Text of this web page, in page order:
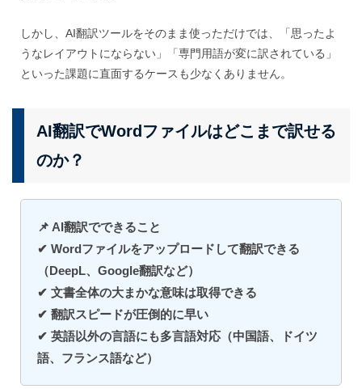
しかし、AI翻訳ツールをそのまま使っただけでは、「思ったよ
うなレイアウトにならない」「専門用語が変に訳されている」
といった課題に直面するケースも少なくありません。
AI翻訳でWordファイルはどこまで訳せる
のか？
📌 AI翻訳でできること
✔ Wordファイルをアップロードして翻訳できる
（DeepL、Google翻訳など）
✔ 文書全体の大まかな意味は取得できる
✔ 翻訳スピードが圧倒的に早い
✔ 英語以外の言語にも多言語対応（中国語、ドイツ
語、フランス語など）